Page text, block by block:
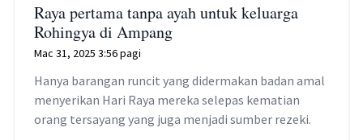
Raya pertama tanpa ayah untuk keluarga
Rohingya di Ampang
Mac 31, 2025 3:56 pagi
Hanya barangan runcit yang didermakan badan amal
menyerikan Hari Raya mereka selepas kematian
orang tersayang yang juga menjadi sumber rezeki.